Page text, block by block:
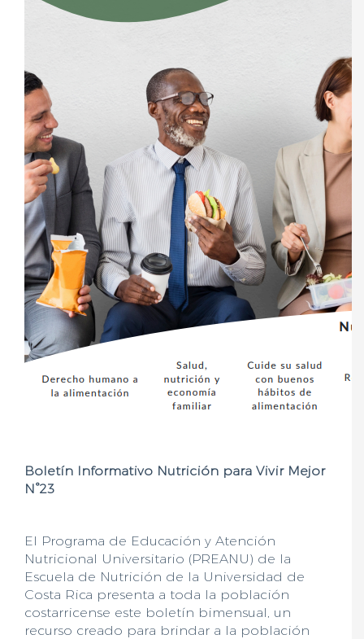
Boletín Informativo Nutrición para Vivir Mejor
N°23
El Programa de Educación y Atención
Nutricional Universitario (PREANU) de la
Escuela de Nutrición de la Universidad de
Costa Rica presenta a toda la población
costarricense este boletín bimensual, un
recurso creado para brindar a la población